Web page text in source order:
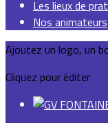
Les lieux de
Nos animateurs
Ajoutez un logo, un
Cliquez pour éditer